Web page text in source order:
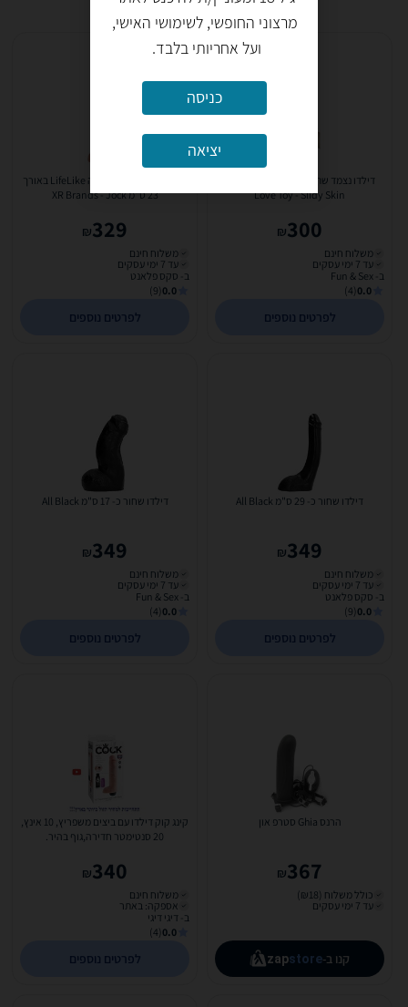
Love Toy - Slidy Skin
300
₪
משלוח חינם
עד 7 ימי עסקים
ב- Fun & Sex
0.0
(4)
לפרטים נוספים
דילדו צבע גוף ענק בומבה LifeLike באורך
23 ס"מ XR Brands - Jock
329
₪
משלוח חינם
עד 7 ימי עסקים
ב- סקס פלאנט
0.0
(9)
לפרטים נוספים
דילדו שחור כ- 29 ס"מ All Black
349
₪
משלוח חינם
עד 7 ימי עסקים
ב- סקס פלאנט
0.0
(9)
לפרטים נוספים
דילדו שחור כ- 17 ס"מ All Black
349
₪
משלוח חינם
עד 7 ימי עסקים
ב- Fun & Sex
0.0
(4)
לפרטים נוספים
הרנס Ghia סטרפ און
367
₪
כולל משלוח (₪18)
עד 7 ימי עסקים
קנו ב- zapstore
קינג קוק דילדו עם ביצים משפריץ, 10 אינץ,
20 סנטימטר חדירה,גוף בהיר.
340
₪
משלוח חינם
אספקה: באתר
ב- דיגי דיגי
0.0
(4)
לפרטים נוספים
מרצוני החופשי, לשימושי האישי,
ועל אחריותי בלבד.
יציאה
כניסה